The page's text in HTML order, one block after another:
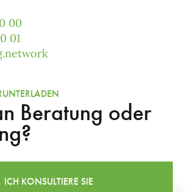
Beratung oder
ICH KONSULTIERE SIE
00
01